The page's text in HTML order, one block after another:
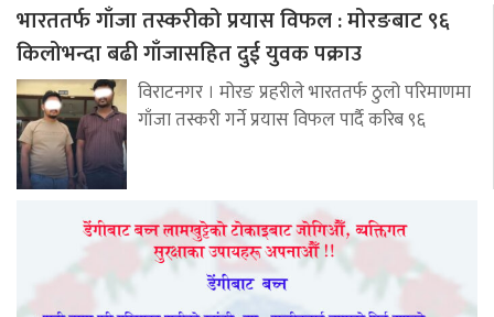
भारततर्फ गाँजा तस्करीको प्रयास विफल : मोरङबाट ९६
किलोभन्दा बढी गाँजासहित दुई युवक पक्राउ
विराटनगर । मोरङ प्रहरीले भारततर्फ ठुलो परिमाणमा
गाँजा तस्करी गर्ने प्रयास विफल पार्दै करिब ९६